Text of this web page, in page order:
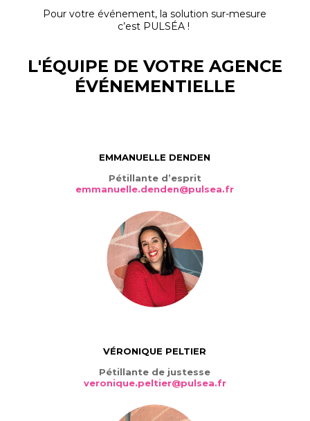
Pour votre événement, la solution sur-mesure
c’est PULSÉA !
L'ÉQUIPE DE VOTRE AGENCE
ÉVÉNEMENTIELLE
EMMANUELLE DENDEN
Pétillante d’esprit
emmanuelle.denden@pulsea.fr
VÉRONIQUE PELTIER
Pétillante de justesse
veronique.peltier@pulsea.fr